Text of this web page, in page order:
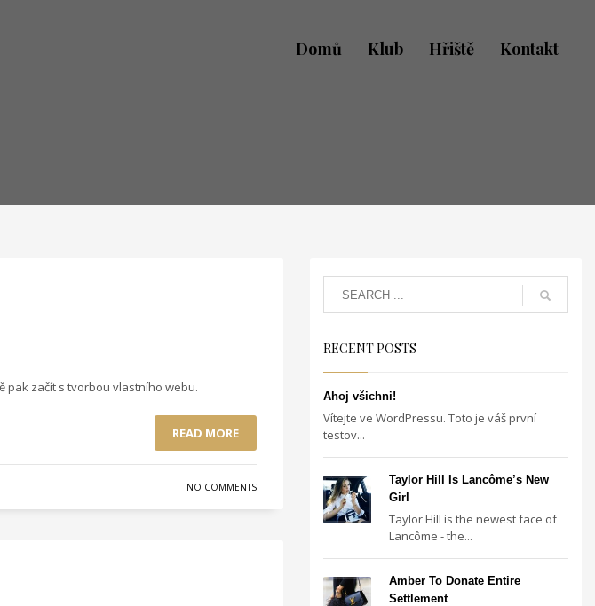
Domů Klub Hřiště Kontakt
pak začít s tvorbou vlastního webu.
READ MORE
NO COMMENTS
RECENT POSTS
Ahoj všichni!
Vítejte ve WordPressu. Toto je váš první
testov...
Taylor Hill Is Lancôme’s New
Girl
Taylor Hill is the newest face of
Lancôme - the...
Amber To Donate Entire
Settlement